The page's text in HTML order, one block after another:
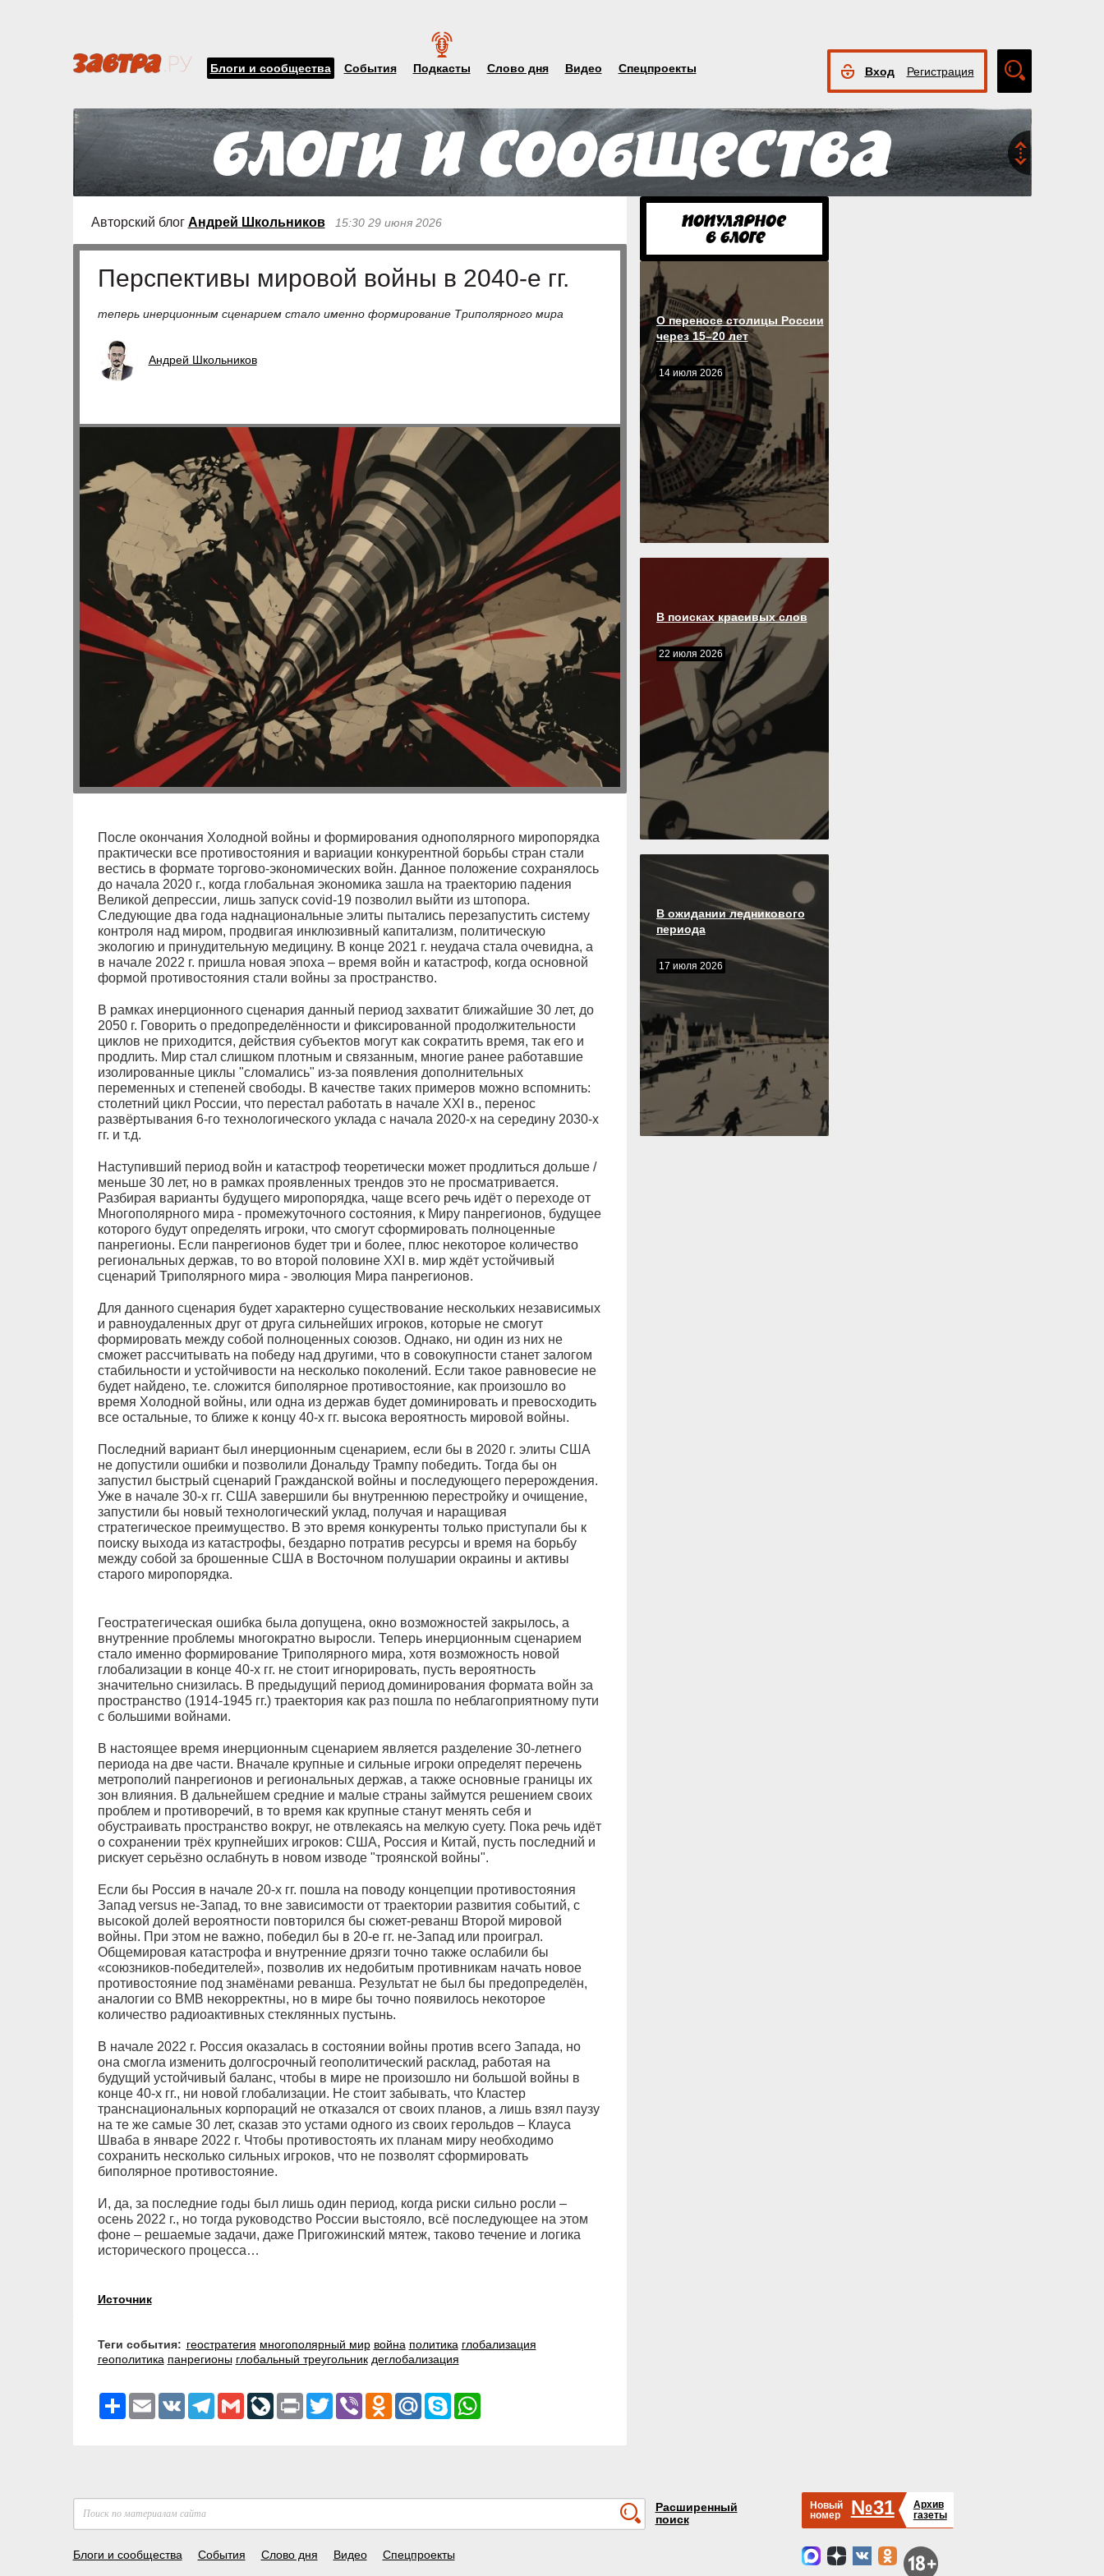
Блоги и сообщества События Подкасты Слово дня Видео Спецпроекты Вход Регистрация
поиск
Авторский блог Андрей Школьников 15:30 29 июня 2026
Перспективы мировой войны в 2040-е гг.
теперь инерционным сценарием стало именно формирование Триполярного мира
Андрей Школьников
После окончания Холодной войны и формирования однополярного миропорядка
практически все противостояния и вариации конкурентной борьбы стран стали
вестись в формате торгово-экономических войн. Данное положение сохранялось
до начала 2020 г., когда глобальная экономика зашла на траекторию падения
Великой депрессии, лишь запуск covid-19 позволил выйти из штопора.
Следующие два года наднациональные элиты пытались перезапустить систему
контроля над миром, продвигая инклюзивный капитализм, политическую
экологию и принудительную медицину. В конце 2021 г. неудача стала очевидна, а
в начале 2022 г. пришла новая эпоха – время войн и катастроф, когда основной
формой противостояния стали войны за пространство.
В рамках инерционного сценария данный период захватит ближайшие 30 лет, до
2050 г. Говорить о предопределённости и фиксированной продолжительности
циклов не приходится, действия субъектов могут как сократить время, так его и
продлить. Мир стал слишком плотным и связанным, многие ранее работавшие
изолированные циклы "сломались" из-за появления дополнительных
переменных и степеней свободы. В качестве таких примеров можно вспомнить:
столетний цикл России, что перестал работать в начале XXI в., перенос
развёртывания 6-го технологического уклада с начала 2020-х на середину 2030-х
гг. и т.д.
Наступивший период войн и катастроф теоретически может продлиться дольше /
меньше 30 лет, но в рамках проявленных трендов это не просматривается.
Разбирая варианты будущего миропорядка, чаще всего речь идёт о переходе от
Многополярного мира - промежуточного состояния, к Миру панрегионов, будущее
которого будут определять игроки, что смогут сформировать полноценные
панрегионы. Если панрегионов будет три и более, плюс некоторое количество
региональных держав, то во второй половине XXI в. мир ждёт устойчивый
сценарий Триполярного мира - эволюция Мира панрегионов.
Для данного сценария будет характерно существование нескольких независимых
и равноудаленных друг от друга сильнейших игроков, которые не смогут
формировать между собой полноценных союзов. Однако, ни один из них не
сможет рассчитывать на победу над другими, что в совокупности станет залогом
стабильности и устойчивости на несколько поколений. Если такое равновесие не
будет найдено, т.е. сложится биполярное противостояние, как произошло во
время Холодной войны, или одна из держав будет доминировать и превосходить
все остальные, то ближе к концу 40-х гг. высока вероятность мировой войны.
Последний вариант был инерционным сценарием, если бы в 2020 г. элиты США
не допустили ошибки и позволили Дональду Трампу победить. Тогда бы он
запустил быстрый сценарий Гражданской войны и последующего перерождения.
Уже в начале 30-х гг. США завершили бы внутреннюю перестройку и очищение,
запустили бы новый технологический уклад, получая и наращивая
стратегическое преимущество. В это время конкуренты только приступали бы к
поиску выхода из катастрофы, бездарно потратив ресурсы и время на борьбу
между собой за брошенные США в Восточном полушарии окраины и активы
старого миропорядка.
Геостратегическая ошибка была допущена, окно возможностей закрылось, а
внутренние проблемы многократно выросли. Теперь инерционным сценарием
стало именно формирование Триполярного мира, хотя возможность новой
глобализации в конце 40-х гг. не стоит игнорировать, пусть вероятность
значительно снизилась. В предыдущий период доминирования формата войн за
пространство (1914-1945 гг.) траектория как раз пошла по неблагоприятному пути
с большими войнами.
В настоящее время инерционным сценарием является разделение 30-летнего
периода на две части. Вначале крупные и сильные игроки определят перечень
метрополий панрегионов и региональных держав, а также основные границы их
зон влияния. В дальнейшем средние и малые страны займутся решением своих
проблем и противоречий, в то время как крупные станут менять себя и
обустраивать пространство вокруг, не отвлекаясь на мелкую суету. Пока речь идёт
о сохранении трёх крупнейших игроков: США, Россия и Китай, пусть последний и
рискует серьёзно ослабнуть в новом изводе "троянской войны".
Если бы Россия в начале 20-х гг. пошла на поводу концепции противостояния
Запад versus не-Запад, то вне зависимости от траектории развития событий, с
высокой долей вероятности повторился бы сюжет-реванш Второй мировой
войны. При этом не важно, победил бы в 20-е гг. не-Запад или проиграл.
Общемировая катастрофа и внутренние дрязги точно также ослабили бы
«союзников-победителей», позволив их недобитым противникам начать новое
противостояние под знамёнами реванша. Результат не был бы предопределён,
аналогии со ВМВ некорректны, но в мире бы точно появилось некоторое
количество радиоактивных стеклянных пустынь.
В начале 2022 г. Россия оказалась в состоянии войны против всего Запада, но
она смогла изменить долгосрочный геополитический расклад, работая на
будущий устойчивый баланс, чтобы в мире не произошло ни большой войны в
конце 40-х гг., ни новой глобализации. Не стоит забывать, что Кластер
транснациональных корпораций не отказался от своих планов, а лишь взял паузу
на те же самые 30 лет, сказав это устами одного из своих герольдов – Клауса
Шваба в январе 2022 г. Чтобы противостоять их планам миру необходимо
сохранить несколько сильных игроков, что не позволят сформировать
биполярное противостояние.
И, да, за последние годы был лишь один период, когда риски сильно росли –
осень 2022 г., но тогда руководство России выстояло, всё последующее на этом
фоне – решаемые задачи, даже Пригожинский мятеж, таково течение и логика
исторического процесса…
Источник
Теги события: геостратегия многополярный мир война политика глобализация
геополитика панрегионы глобальный треугольник деглобализация
РесурсEmail VK Telegram
GmailLiveJournal
Print TwitterViber Odnoklassniki
Mail.RuSkypeWhatsApp
О переносе столицы России
через 15–20 лет
14 июля 2026
В поисках красивых слов
22 июля 2026
В ожидании ледникового
периода
17 июля 2026
Расширенный
поиск
Блоги и сообщества События Слово дня Видео Спецпроекты
Новый
номер
№31
Архив
газеты